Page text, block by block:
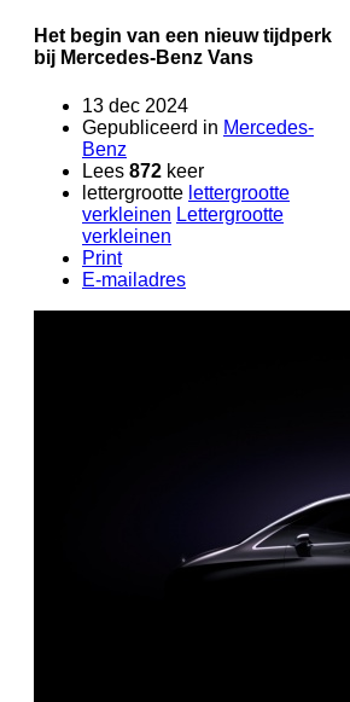
Het begin van een nieuw tijdperk
bij Mercedes-Benz Vans
13 dec 2024
Gepubliceerd in Mercedes-
Benz
Lees 872 keer
lettergrootte lettergrootte
verkleinen Lettergrootte
verkleinen
Print
E-mailadres